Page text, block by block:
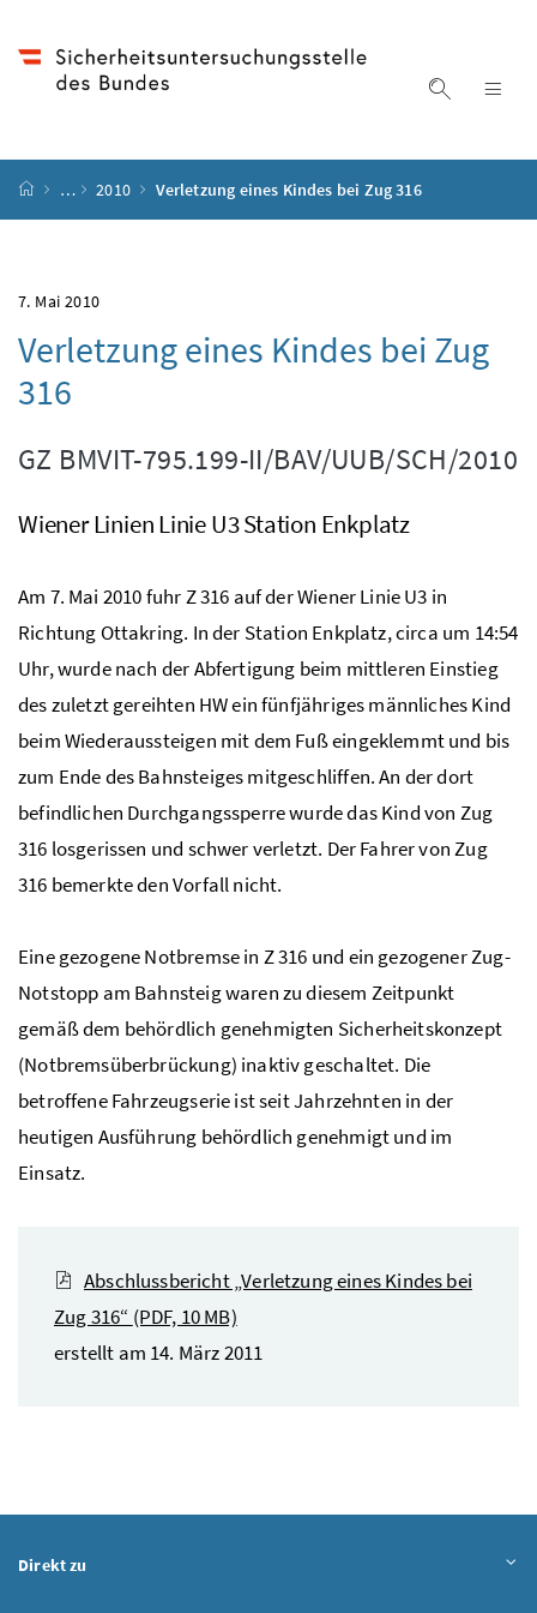
Suche
Startseite
… 2010 Verletzung eines Kindes bei Zug 316
7. Mai 2010
Verletzung eines Kindes bei Zug
316
GZ BMVIT-795.199-II/BAV/UUB/SCH/2010
Wiener Linien Linie U3 Station Enkplatz
Am 7. Mai 2010 fuhr Z 316 auf der Wiener Linie U3 in
Richtung Ottakring. In der Station Enkplatz, circa um 14:54
Uhr, wurde nach der Abfertigung beim mittleren Einstieg
des zuletzt gereihten HW ein fünfjähriges männliches Kind
beim Wiederaussteigen mit dem Fuß eingeklemmt und bis
zum Ende des Bahnsteiges mitgeschliffen. An der dort
befindlichen Durchgangssperre wurde das Kind von Zug
316 losgerissen und schwer verletzt. Der Fahrer von Zug
316 bemerkte den Vorfall nicht.
Eine gezogene Notbremse in Z 316 und ein gezogener Zug-
Notstopp am Bahnsteig waren zu diesem Zeitpunkt
gemäß dem behördlich genehmigten Sicherheitskonzept
(Notbremsüberbrückung) inaktiv geschaltet. Die
betroffene Fahrzeugserie ist seit Jahrzehnten in der
heutigen Ausführung behördlich genehmigt und im
Einsatz.
Abschlussbericht „Verletzung eines Kindes bei
Zug 316“ (PDF, 10 MB)
erstellt am 14. März 2011
Direkt zu